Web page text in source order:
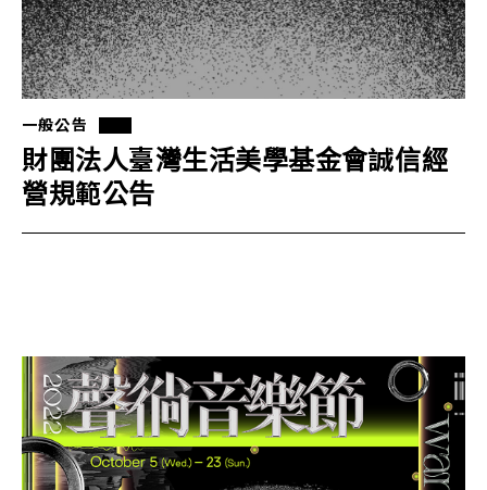
一般公告
財團法人臺灣生活美學基金會誠信經
營規範公告